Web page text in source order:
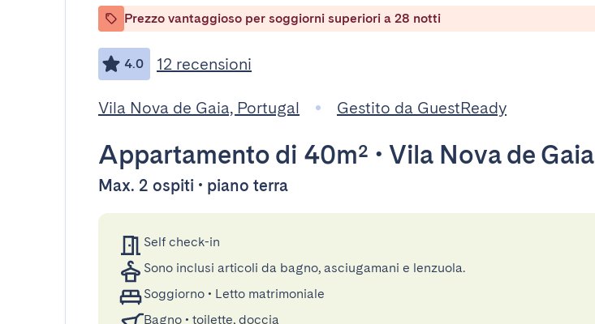
Prezzo vantaggioso per soggiorni superiori a 28 notti
4.0 12 recensioni
Vila Nova de Gaia, Portugal Gestito da GuestReady
Appartamento di 40m² • Vila Nova de Gaia
Max. 2 ospiti • piano terra
Self check-in
Sono inclusi articoli da bagno, asciugamani e lenzuola.
Soggiorno • Letto matrimoniale
Bagno • toilette, doccia